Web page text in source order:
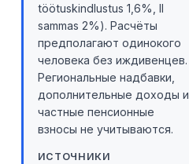
töötuskindlustus 1,6%, II
sammas 2%). Расчёты
предполагают одинокого
человека без иждивенцев.
Региональные надбавки,
дополнительные доходы и
частные пенсионные
взносы не учитываются.
ИСТОЧНИКИ